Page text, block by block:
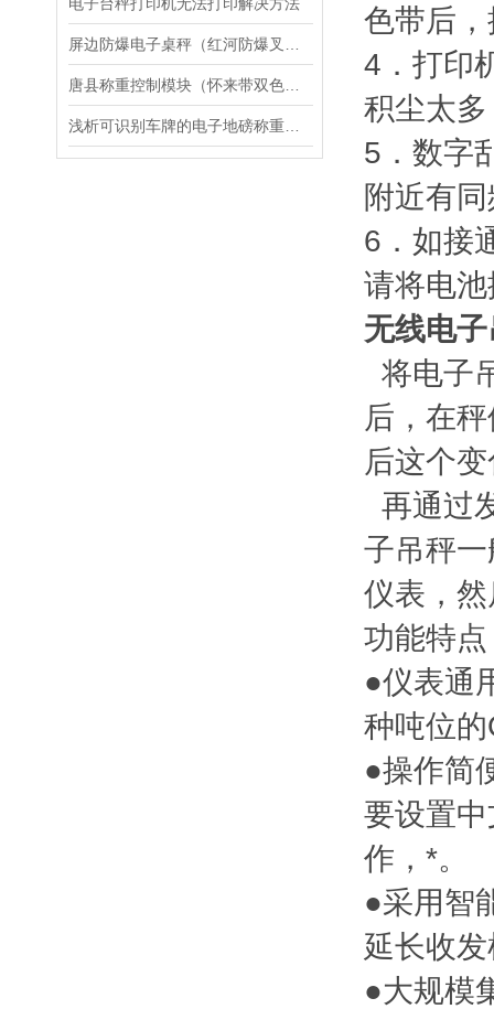
色带后
4．打印
积尘太
5．数字
附近有
6．如接
请将电
无线电
将电子
后，在
后这个
再通过
子吊秤
仪表，
功能特点
●仪表通
种吨位
●操作简
要设置
作，*。
●采用智
延长收
●大规模